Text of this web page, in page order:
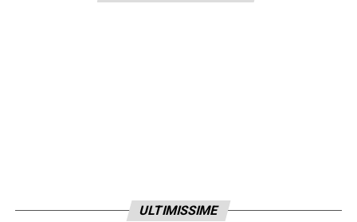
ULTIMISSIME